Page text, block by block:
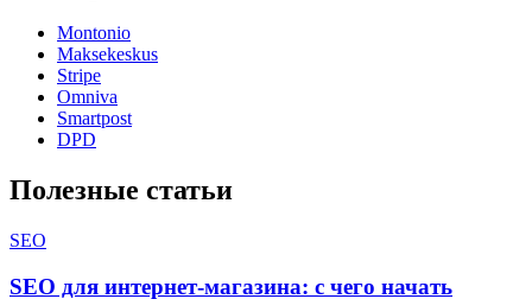
Montonio
Maksekeskus
Stripe
Omniva
Smartpost
DPD
Полезные статьи
SEO
SEO для интернет-магазина: с чего начать